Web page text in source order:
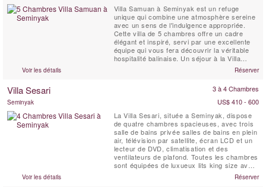
Villa Samuan à Seminyak est un refuge
unique qui combine une atmosphère sereine
avec un sens de l'indulgence appropriée.
Cette villa de 5 chambres offre un cadre
élégant et inspiré, servi par une excellente
équipe qui vous fera découvrir la véritable
hospitalité balinaise. Un séjour à la Villa
Samuan vous aidera à reposer l'âme et
l'esprit facilement et confortablement. La villa
l'Est et l'Ouest. Entourée la verdure ...
Voir les détails Réserver
Villa Sesari 3 à 4 Chambres
Seminyak
US$ 410 - 600
La Villa Sesari, située a Seminyak, dispose
de quatre chambres spacieuses, avec trois
salle de bains privée salles de bains en plein
air, télévision par satellite, écran LCD et un
lecteur de DVD, climatisation et des
ventilateurs de plafond. Toutes les chambres
sont équipées de luxueux lits king size avec
des moustiquaires, et sont décorées avec
goût, offrant de grands placards et vue sur
Voir les détails Réserver